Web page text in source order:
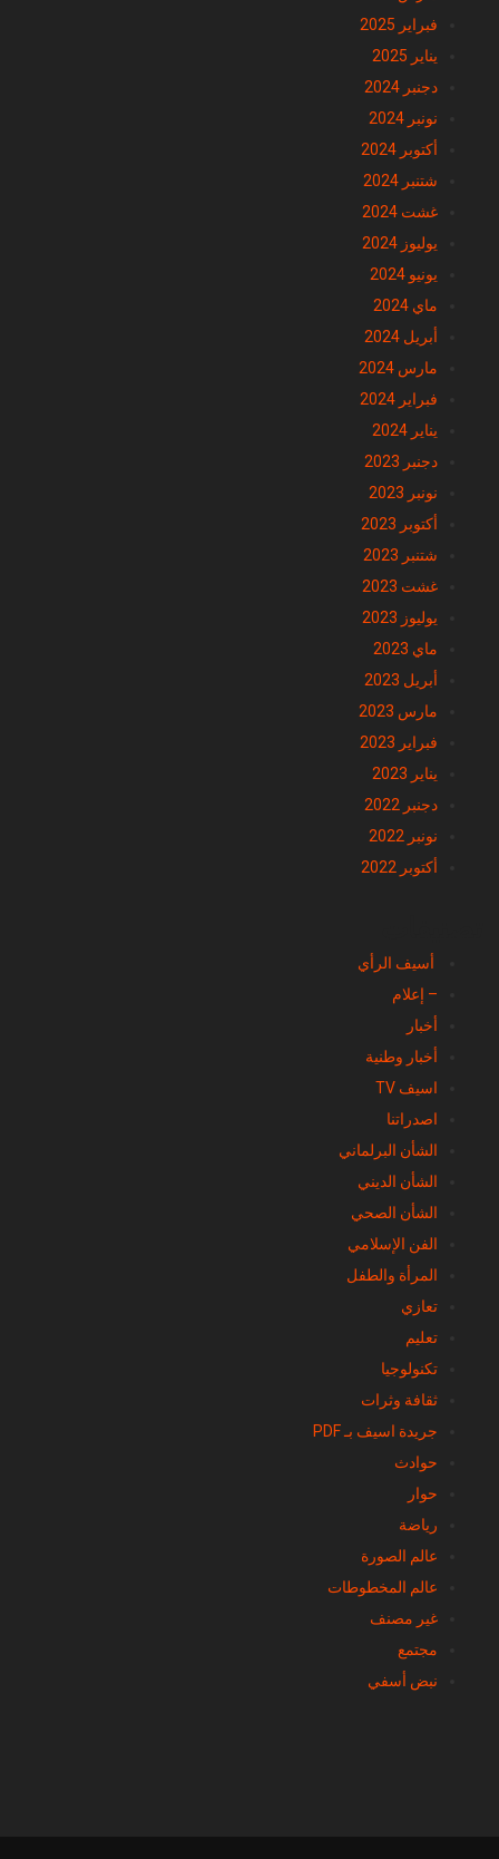
فبراير 2025
يناير 2025
دجنبر 2024
نونبر 2024
أكتوبر 2024
شتنبر 2024
غشت 2024
يوليوز 2024
يونيو 2024
ماي 2024
أبريل 2024
مارس 2024
فبراير 2024
يناير 2024
دجنبر 2023
نونبر 2023
أكتوبر 2023
شتنبر 2023
غشت 2023
يوليوز 2023
ماي 2023
أبريل 2023
مارس 2023
فبراير 2023
يناير 2023
دجنبر 2022
نونبر 2022
أكتوبر 2022
أسيف الرأي
– إعلام
أخبار
أخبار وطنية
اسيف TV
اصدراتنا
الشأن البرلماني
الشأن الديني
الشأن الصحي
الفن الإسلامي
المرأة والطفل
تعازي
تعليم
تكنولوجيا
ثقافة وثرات
جريدة اسيف بـ PDF
حوادث
حوار
رياضة
عالم الصورة
عالم المخطوطات
غير مصنف
مجتمع
نبض أسفي